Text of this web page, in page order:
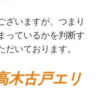
ざいますが、つまり
っているかを判断す
だいております。
木古戸エリ